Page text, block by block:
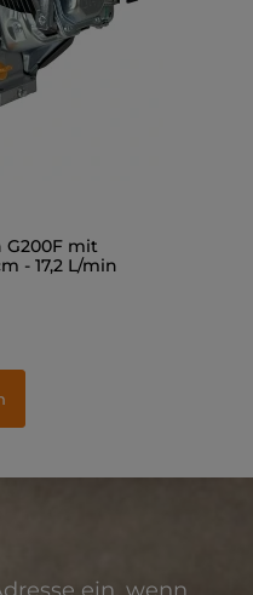
mit
- 17,2 L/min
3/8" - M18x1,5
ein, wenn